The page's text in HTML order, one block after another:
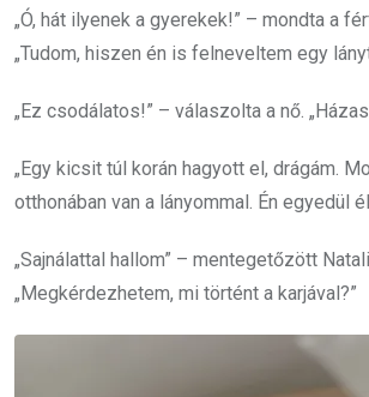
„Ó, hát ilyenek a gyerekek!” – mondta a
„Tudom, hiszen én is felneveltem egy
„Ez csodálatos!” – válaszolta a nő.
„Egy kicsit túl korán hagyott el, drágám.
otthonában van a lányommal. Én egyedül
„Sajnálattal hallom” – mentegetőzött
„Megkérdezhetem, mi történt a karjával?”